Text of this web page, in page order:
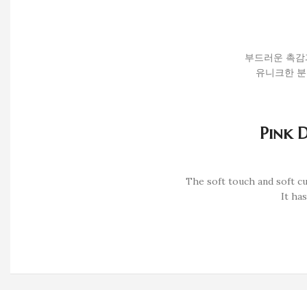
부드러운 촉
유니크한
Pink
The soft touch and soft
It